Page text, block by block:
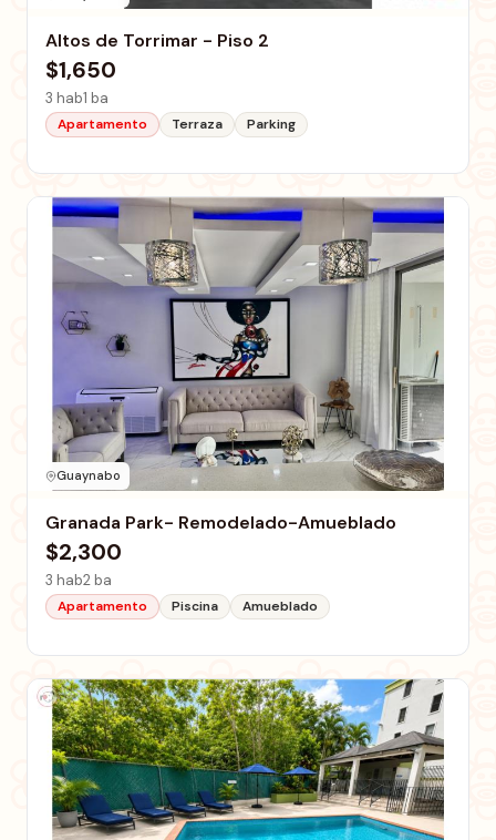
Altos de Torrimar - Piso 2
$1,650
3 hab1 ba
Apartamento Terraza Parking
Guaynabo
Granada Park- Remodelado-Amueblado
$2,300
3 hab2 ba
Apartamento Piscina Amueblado